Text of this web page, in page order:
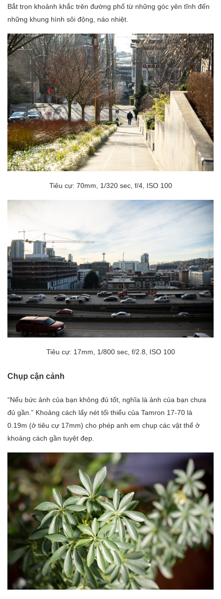
Bắt trọn khoảnh khắc trên đường phố từ những góc yên tĩnh đến
những khung hình sôi động, náo nhiệt.
Tiêu cự: 70mm, 1/320 sec, f/4, ISO 100
Tiêu cự: 17mm, 1/800 sec, f/2.8, ISO 100
Chụp cận cảnh
“Nếu bức ảnh của bạn không đủ tốt, nghĩa là ảnh của bạn chưa
đủ gần.” Khoảng cách lấy nét tối thiểu của Tamron 17-70 là
0.19m (ở tiêu cự 17mm) cho phép anh em chụp các vật thể ở
khoảng cách gần tuyệt đẹp.